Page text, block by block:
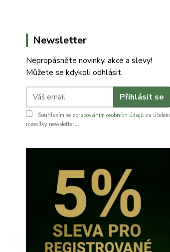
Newsletter
Nepropásněte novinky, akce a slevy!
Můžete se kdykoli odhlásit.
Přihlásit se
Souhlasím se zpracováním osobních údajů za účelem
rozesílky newsletteru.